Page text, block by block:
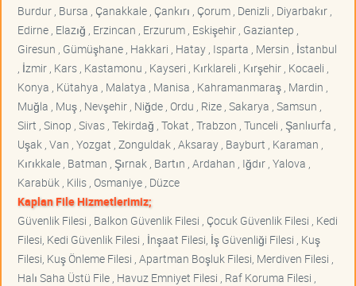
Burdur , Bursa , Çanakkale , Çankırı , Çorum , Denizli , Diyarbakır ,
Edirne , Elazığ , Erzincan , Erzurum , Eskişehir , Gaziantep ,
Giresun , Gümüşhane , Hakkari , Hatay , Isparta , Mersin , İstanbul
, İzmir , Kars , Kastamonu , Kayseri , Kırklareli , Kırşehir , Kocaeli ,
Konya , Kütahya , Malatya , Manisa , Kahramanmaraş , Mardin ,
Muğla , Muş , Nevşehir , Niğde , Ordu , Rize , Sakarya , Samsun ,
Siirt , Sinop , Sivas , Tekirdağ , Tokat , Trabzon , Tunceli , Şanlıurfa ,
Uşak , Van , Yozgat , Zonguldak , Aksaray , Bayburt , Karaman ,
Kırıkkale , Batman , Şırnak , Bartın , Ardahan , Iğdır , Yalova ,
Karabük , Kilis , Osmaniye , Düzce
Kaplan File Hizmetlerimiz;
Güvenlik Filesi , Balkon Güvenlik Filesi , Çocuk Güvenlik Filesi , Kedi
Filesi, Kedi Güvenlik Filesi , İnşaat Filesi, İş Güvenliği Filesi , Kuş
Filesi, Kuş Önleme Filesi , Apartman Boşluk Filesi, Merdiven Filesi ,
Halı Saha Üstü File , Havuz Emniyet Filesi , Raf Koruma Filesi ,